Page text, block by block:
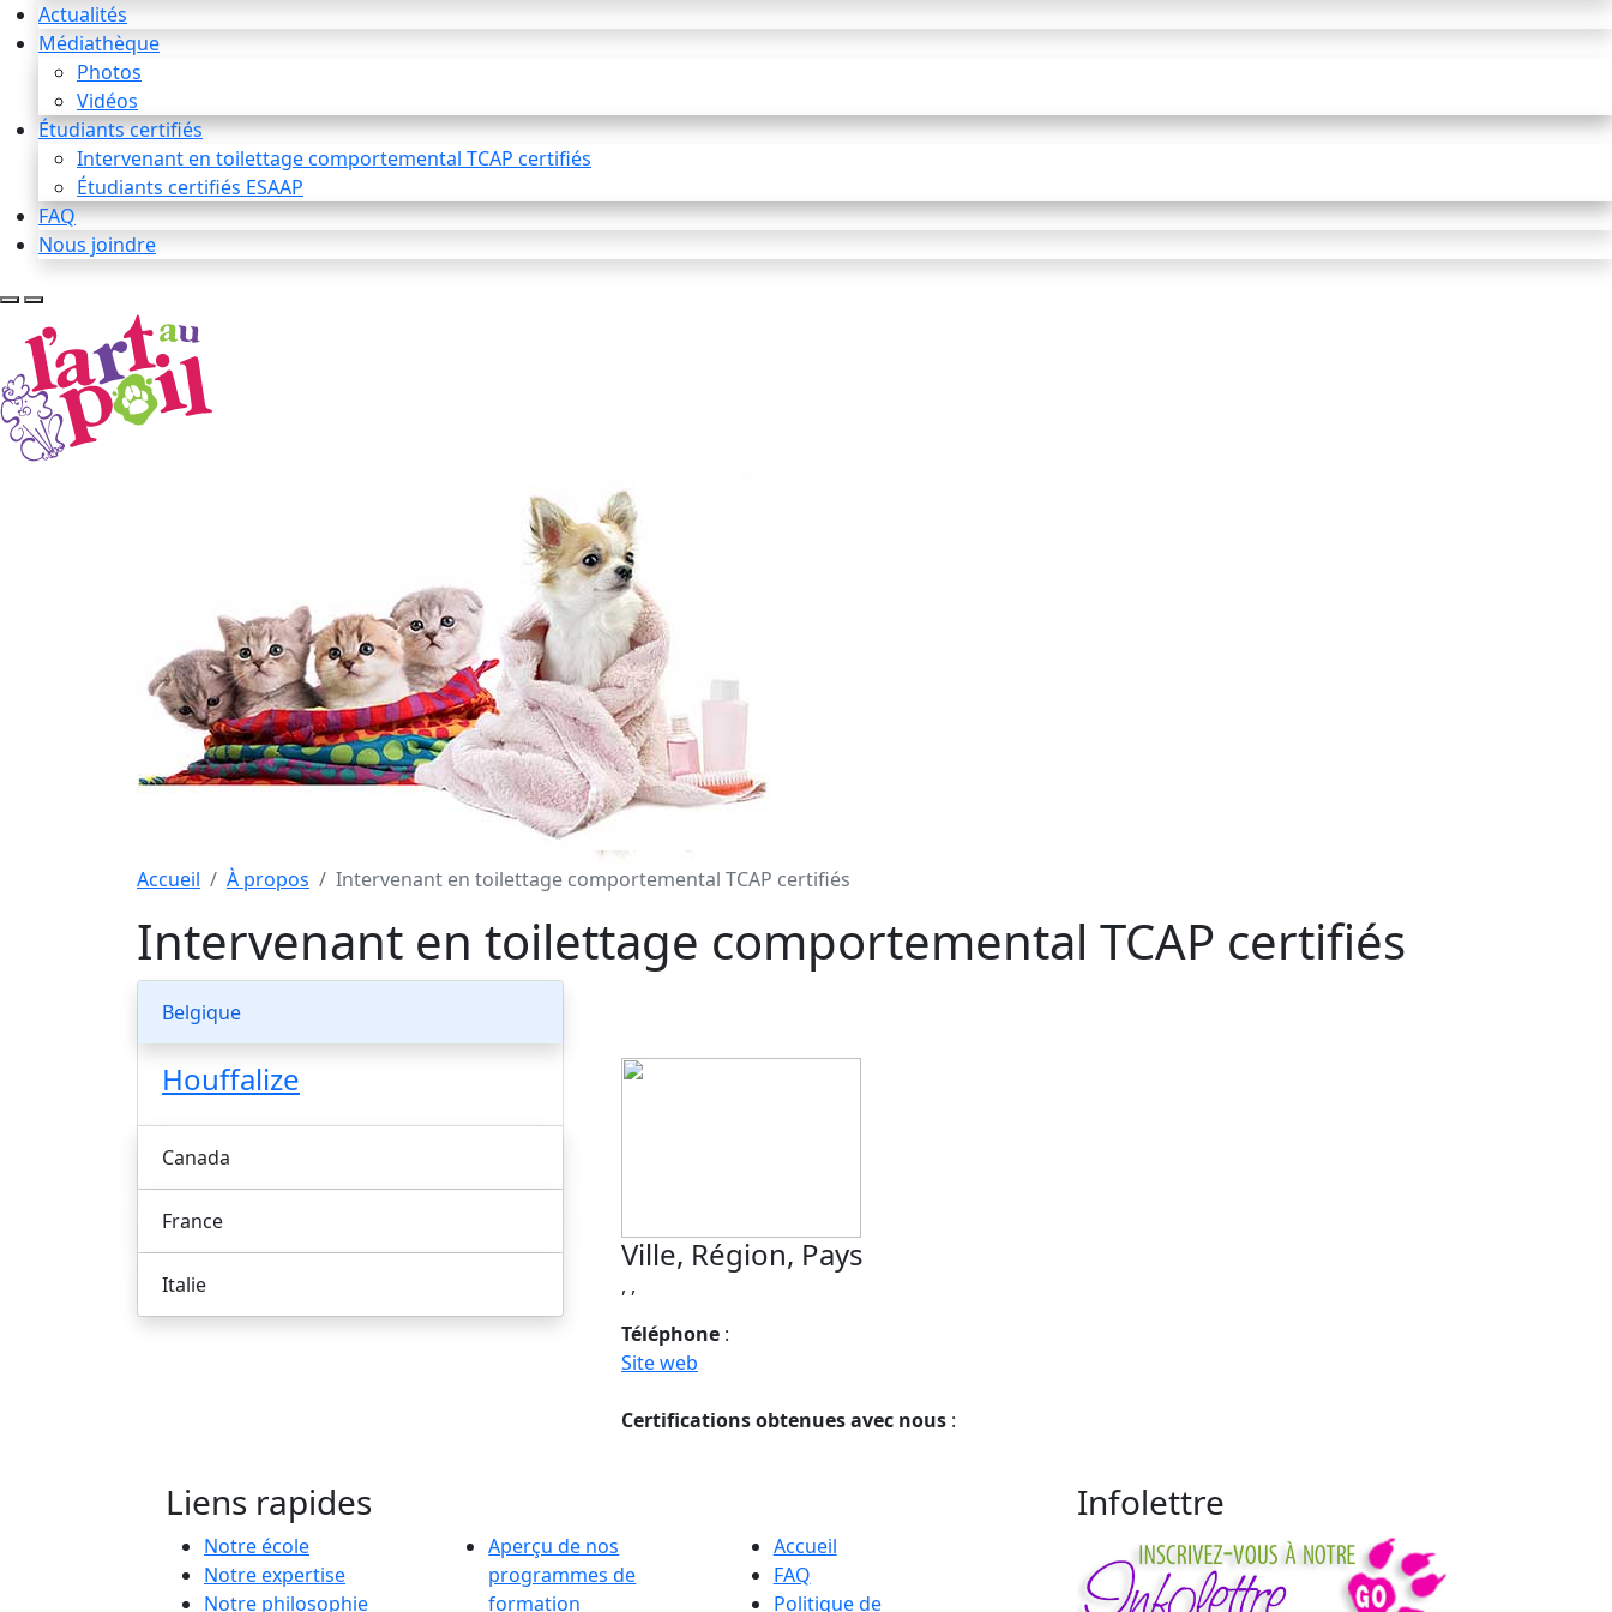
Actualités
Médiathèque
Photos
Vidéos
Étudiants certifiés
Intervenant en toilettage comportemental TCAP certifiés
Étudiants certifiés ESAAP
FAQ
Nous joindre
Accueil À propos Intervenant en toilettage comportemental TCAP certifiés
Intervenant en toilettage comportemental TCAP certifiés
Belgique
Houffalize
Canada
France
Italie
Ville, Région, Pays
, ,
Téléphone :
Site web
Certifications obtenues avec nous :
Liens rapides
Notre école
Notre expertise
Notre philosophie
Aperçu de nos
programmes de
formation
Accueil
FAQ
Politique de
Infolettre